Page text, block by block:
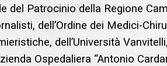
del Patrocinio della Regione
dell’Ordine dei Medici-
dell’Università
Ospedaliera “Antonio